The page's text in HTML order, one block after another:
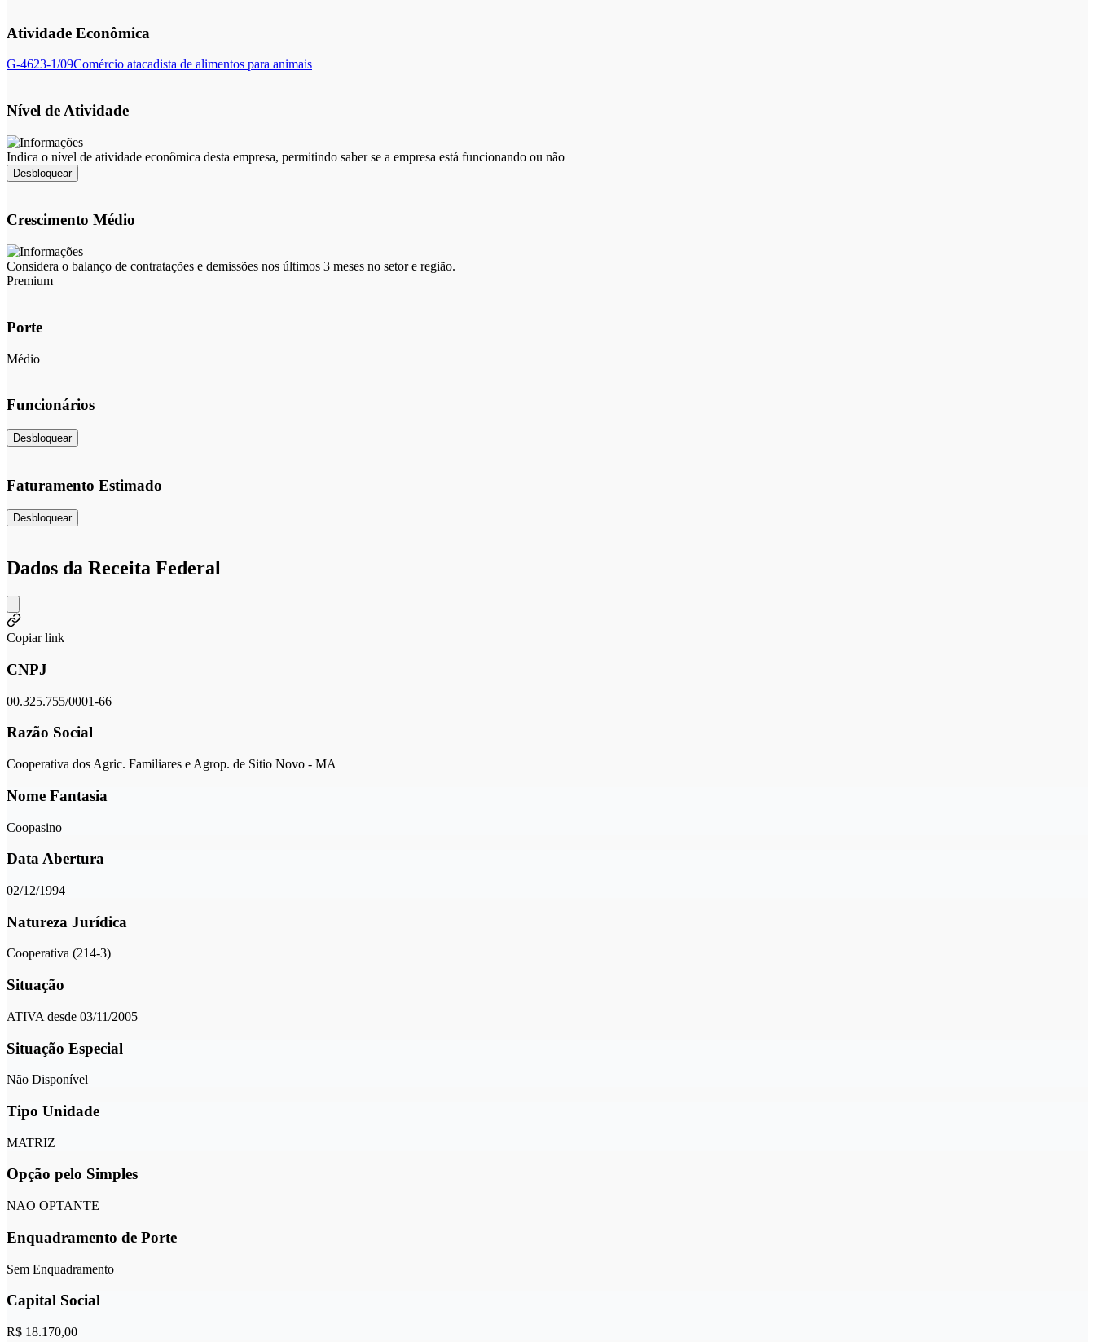
Atividade Econômica
G-4623-1/09Comércio atacadista de alimentos para animais
Nível de Atividade
Indica o nível de atividade econômica desta empresa, permitindo saber se a empresa está funcionando ou não
Desbloquear
Crescimento Médio
Considera o balanço de contratações e demissões nos últimos 3 meses no setor e região.
Premium
Porte
Médio
Funcionários
Desbloquear
Faturamento Estimado
Desbloquear
Dados da Receita Federal
Copiar link
CNPJ
00.325.755/0001-66
Razão Social
Cooperativa dos Agric. Familiares e Agrop. de Sitio Novo - MA
Nome Fantasia
Coopasino
Data Abertura
02/12/1994
Natureza Jurídica
Cooperativa (214-3)
Situação
ATIVA desde 03/11/2005
Situação Especial
Não Disponível
Tipo Unidade
MATRIZ
Opção pelo Simples
NAO OPTANTE
Enquadramento de Porte
Sem Enquadramento
Capital Social
R$ 18.170,00